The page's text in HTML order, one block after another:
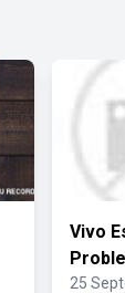
Vivo
25